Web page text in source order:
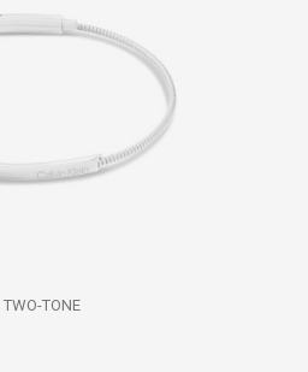
TONE